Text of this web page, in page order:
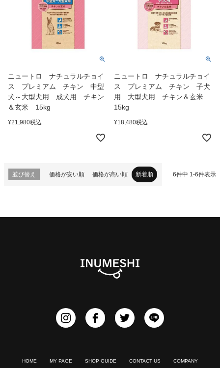
ニュートロ ナチュラルチョイ
ス プレミアム チキン 中型
犬～大型犬用 成犬用 チキン
＆玄米 15kg
¥21,980税込
ニュートロ ナチュラルチョイ
ス プレミアム チキン 子犬
用 大型犬用 チキン＆玄米
15kg
¥18,480税込
並び替え 価格が安い順 価格が高い順 新着順 6件中 1-6件表示
HOME MY PAGE SHOP GUIDE CONTACT US COMPANY